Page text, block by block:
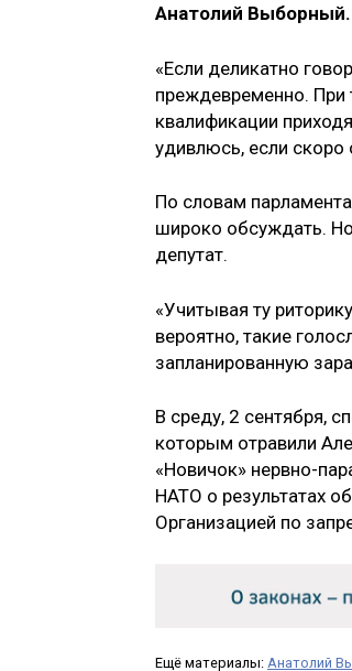
Анатолий Выборный.
«Если деликатно
преждевременно. При
квалификации
удивлюсь, если скоро
По словам
широко обсуждать. Но
депутат.
«Учитывая ту
вероятно, такие
запланированную
В среду, 2 сентября,
которым отравили
«Новичок» нервно-
НАТО о результатах
Организацией по
Ещё материалы: Анатолий